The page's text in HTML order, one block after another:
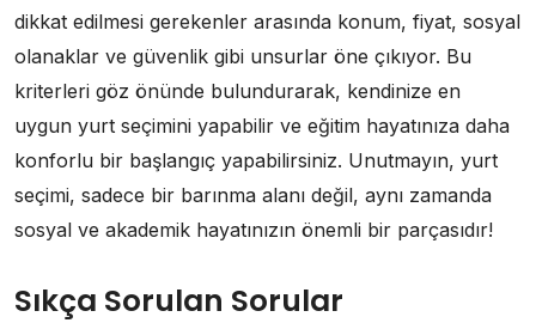
dikkat edilmesi gerekenler arasında konum, fiyat, sosyal
olanaklar ve güvenlik gibi unsurlar öne çıkıyor. Bu
kriterleri göz önünde bulundurarak, kendinize en
uygun yurt seçimini yapabilir ve eğitim hayatınıza daha
konforlu bir başlangıç yapabilirsiniz. Unutmayın, yurt
seçimi, sadece bir barınma alanı değil, aynı zamanda
sosyal ve akademik hayatınızın önemli bir parçasıdır!
Sıkça Sorulan Sorular